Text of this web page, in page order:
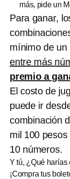
más, pide un
Para ganar,
mínimo de un
entre más
premio a
El costo de
puede ir
combinación
mil 100
10 números.
Y tú, ¿Qué
¡Compra tus